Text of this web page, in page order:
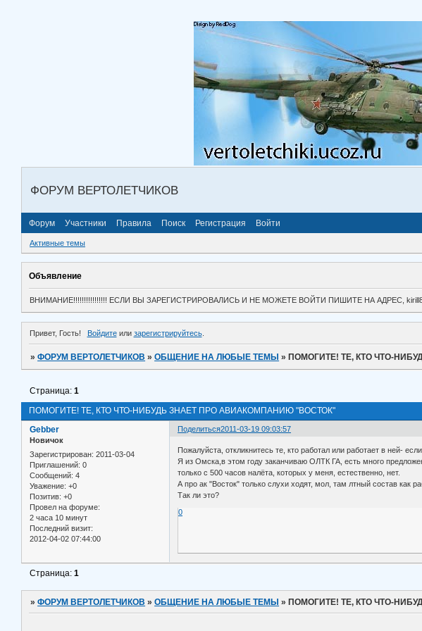
ФОРУМ ВЕРТОЛЕТЧИКОВ
Форум Участники Правила Поиск Регистрация Войти
Активные темы
Объявление
ВНИМАНИЕ!!!!!!!!!!!!!!!! ЕСЛИ ВЫ ЗАРЕГИСТРИРОВАЛИСЬ И НЕ МОЖЕТЕ ВОЙТИ ПИШИТЕ НА АДРЕС,
Привет, Гость! Войдитеили зарегистрируйтесь.
»ФОРУМ ВЕРТОЛЕТЧИКОВ »ОБЩЕНИЕ НА ЛЮБЫЕ ТЕМЫ » ПОМОГИТЕ! ТЕ, КТО ЧТО-
ПОМОГИТЕ! ТЕ, КТО ЧТО-НИБУДЬ ЗНАЕТ ПРО АВИАКОМПАНИЮ "ВОСТОК"
Страница:1
Поделиться2011-03-19 09:03:57
Gebber
Новичок
Зарегистрирован: 2011-03-04
Приглашений: 0
Сообщений: 4
Уважение: +0
Позитив: +0
Провел на форуме:
2 часа 10 минут
Последний визит:
2012-04-02 07:44:00
Пожалуйста, откликнитесь те, кто работал или работает в ней-
Я из Омска,в этом году заканчиваю ОЛТК ГА, есть много
только с 500 часов налёта, которых у меня, естественно, нет.
А про ак "Восток" только слухи ходят, мол, там лтный состав как
Так ли это?
0
Страница:1
»ФОРУМ ВЕРТОЛЕТЧИКОВ »ОБЩЕНИЕ НА ЛЮБЫЕ ТЕМЫ » ПОМОГИТЕ! ТЕ, КТО ЧТО-